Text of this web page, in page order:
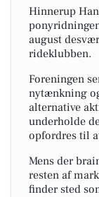
Hinnerup
august
rideklubben.
Foreningen
nytænkning
alternative
underholde
opfordres til
Mens der
resten af
finder sted